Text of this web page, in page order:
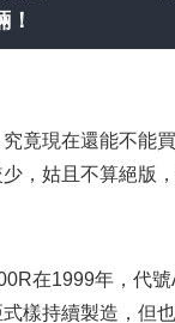
！
竟現在還能不能
，姑且不算絕版
在1999年，代號
樣持續製造，但